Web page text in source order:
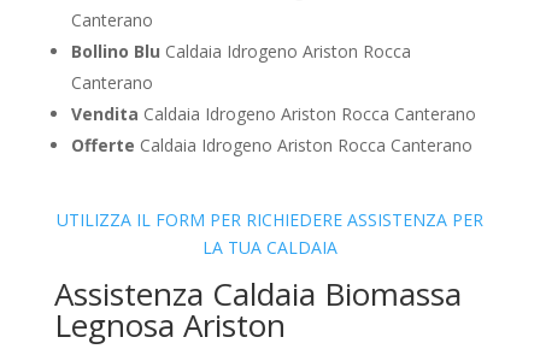
Canterano
Bollino Blu Caldaia Idrogeno Ariston Rocca
Canterano
Vendita Caldaia Idrogeno Ariston Rocca Canterano
Offerte Caldaia Idrogeno Ariston Rocca Canterano
UTILIZZA IL FORM PER RICHIEDERE ASSISTENZA PER
LA TUA CALDAIA
Assistenza Caldaia Biomassa
Legnosa Ariston